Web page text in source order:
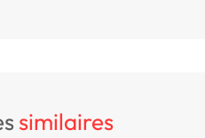
similaires